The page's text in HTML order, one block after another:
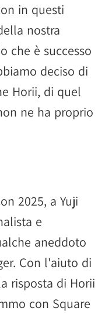
in questi
nostra
che è successo
deciso di
Horii, di quel
ne ha proprio
2025, a Yuji
e
aneddoto
Con l'aiuto di
risposta di Horii
con Square